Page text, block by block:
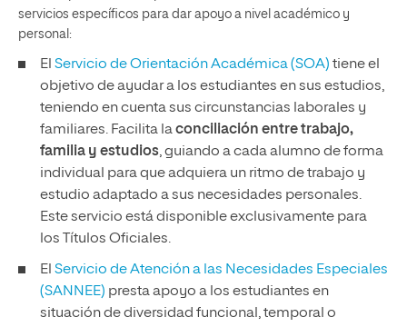
servicios específicos para dar apoyo a nivel académico y
personal:
El Servicio de Orientación Académica (SOA) tiene el
objetivo de ayudar a los estudiantes en sus estudios,
teniendo en cuenta sus circunstancias laborales y
familiares. Facilita laconciliación entre trabajo,
familia y estudios, guiando a cada alumno de forma
individual para que adquiera un ritmo de trabajo y
estudio adaptado a sus necesidades personales.
Este servicio está disponible exclusivamente para
los Títulos Oficiales.
El Servicio de Atención a las Necesidades Especiales
(SANNEE) presta apoyo a los estudiantes en
situación de diversidad funcional, temporal o